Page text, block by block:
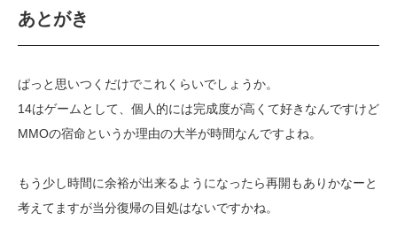
あとがき
ぱっと思いつくだけでこれくらいでしょうか。
14はゲームとして、個人的には完成度が高くて好きなんですけど
MMOの宿命というか理由の大半が時間なんですよね。
もう少し時間に余裕が出来るようになったら再開もありかなーと
考えてますが当分復帰の目処はないですかね。